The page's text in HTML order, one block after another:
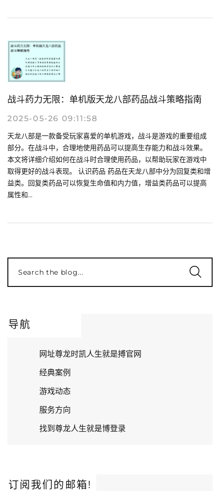
战斗药力无限：单机版天龙八部药品战斗策略指南
2025-05-26 09:11:58
天龙八部是一款备受玩家喜爱的单机游戏，战斗是游戏的重要组成
部分。在战斗中，合理地使用药品可以提高生存能力和战斗效果。
本文将详细介绍如何在战斗时合理使用药品，以帮助玩家在游戏中
取得更好的战斗表现。 认识药品 药品在天龙八部中分为回复类和增
益类。回复类药品可以恢复生命值和内力值，增益类药品可以提高
属性和...
Search the blog...
导航
网址尊龙时凯人生就是搏官网
经典案例
游戏动态
服务方向
找到尊龙人生就是博登录
订阅我们的邮箱!